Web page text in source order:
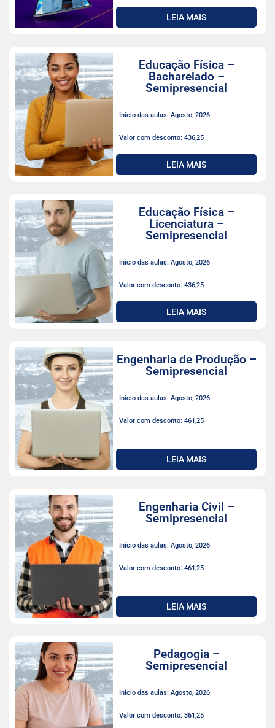
LEIA MAIS
Educação Física –
Bacharelado –
Semipresencial
Início das aulas: Agosto, 2026
Valor com desconto: 436,25
LEIA MAIS
Educação Física –
Licenciatura –
Semipresencial
Início das aulas: Agosto, 2026
Valor com desconto: 436,25
LEIA MAIS
Engenharia de Produção –
Semipresencial
Início das aulas: Agosto, 2026
Valor com desconto: 461,25
LEIA MAIS
Engenharia Civil –
Semipresencial
Início das aulas: Agosto, 2026
Valor com desconto: 461,25
LEIA MAIS
Pedagogia –
Semipresencial
Início das aulas: Agosto, 2026
Valor com desconto: 361,25